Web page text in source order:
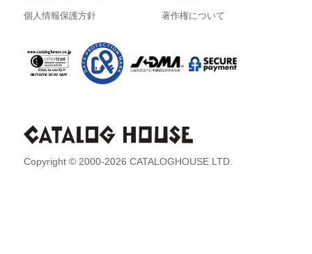
Copyright © 2000-2026 CATALOGHOUSE LTD.
個人情報保護方針 著作権について